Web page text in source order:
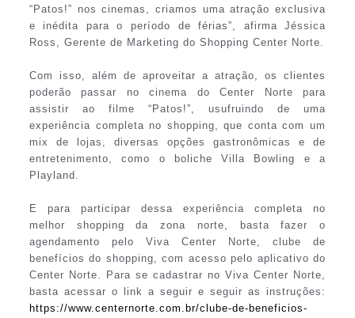
“Patos!” nos cinemas, criamos uma atração exclusiva
e inédita para o período de férias”, afirma Jéssica
Ross, Gerente de Marketing do Shopping Center Norte.
Com isso, além de aproveitar a atração, os clientes
poderão passar no cinema do Center Norte para
assistir ao filme “Patos!”, usufruindo de uma
experiência completa no shopping, que conta com um
mix de lojas, diversas opções gastronômicas e de
entretenimento, como o boliche Villa Bowling e a
Playland.
E para participar dessa experiência completa no
melhor shopping da zona norte, basta fazer o
agendamento pelo Viva Center Norte, clube de
benefícios do shopping, com acesso pelo aplicativo do
Center Norte. Para se cadastrar no Viva Center Norte,
basta acessar o link a seguir e seguir as instruções:
https://www.centernorte.com.br/clube-de-beneficios-